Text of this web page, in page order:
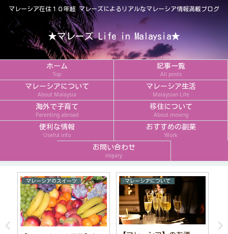
マレーシア在住１０年超 マレーズによるリアルなマレーシア情報満載ブログ
★マレーズ Life in Malaysia★
ホーム
Top
記事一覧
All posts
マレーシアについて
About Malaysia
マレーシア生活
Malaysian Life
海外で子育て
Parenting abroad
移住について
About moving
便利な情報
Useful info
おすすめの副業
Work
お問い合わせ
inquiry
マレーシアのスイーツ マレーシアについて